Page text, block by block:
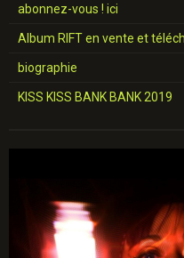
abonnez-vous ! ici
Album RIFT en vente et
biographie
KISS KISS BANK BANK 2019